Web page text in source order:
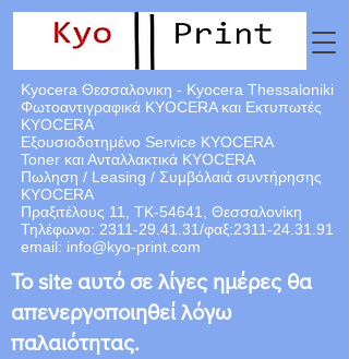
Kyocera Θεσσαλονικη - Kyocera Thessaloniki
Φωτοαντιγραφικά KYOCERA και Εκτυπωτές
KYOCERA
Εξουσιοδοτημένο Service KYOCERA
Toner και Ανταλλακτικά KYOCERA
Πωληση / Leasing / Συμβόλαιά συντήρησης
KYOCERA
Πραξιτέλους 11, ΤΚ-54641, Θεσσαλονίκη
Τηλέφωνο: 2311-29.41.31/φαξ:2311-24.31.91
email: info@kyo-print.com
Το site αυτό σε λίγες ημέρες θα
απενεργοποιηθεί λόγω
παλαιότητας.